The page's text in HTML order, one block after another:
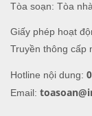
Tòa soạn: Tòa
Giấy phép hoạt
Truyền thông cấp
Hotline nội dung:
Email: